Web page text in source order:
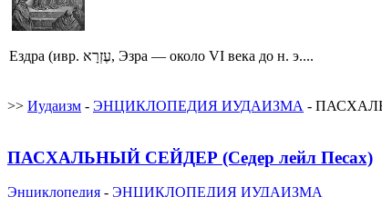
Ездра (ивр. עֶזְרָא‎, Эзра — около VI века до н. э....
>> Иудаизм - ЭНЦИКЛОПЕДИЯ ИУДАИЗМА -
ПАСХАЛЬНЫЙ СЕЙДЕР (Седер лейл Песах)
Энциклопедия - ЭНЦИКЛОПЕДИЯ ИУДАИЗМА